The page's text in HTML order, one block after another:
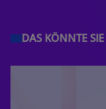
DAS KÖNNTE